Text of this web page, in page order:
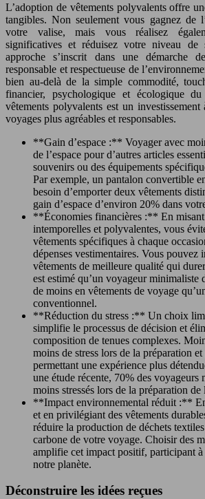
L’adoption de vêtements polyvalents offre
tangibles. Non seulement vous gagnez de
votre valise, mais vous réalisez
significatives et réduisez votre niveau de
approche s’inscrit dans une démarche
responsable et respectueuse de
bien au-delà de la simple commodité,
financier, psychologique et écologique
vêtements polyvalents est un
voyages plus agréables et responsables.
**Gain d’espace :** Voyager avec
de l’espace pour d’autres articles
souvenirs ou des équipements
Par exemple, un pantalon convertible
besoin d’emporter deux vêtements
gain d’espace d’environ 20% dans
**Économies financières :** En misant
intemporelles et polyvalentes, vous
vêtements spécifiques à chaque
dépenses vestimentaires. Vous pouvez
vêtements de meilleure qualité qui
est estimé qu’un voyageur minimaliste
de moins en vêtements de voyage
conventionnel.
**Réduction du stress :** Un choix
simplifie le processus de décision et
composition de tenues complexes.
moins de stress lors de la préparation
permettant une expérience plus
une étude récente, 70% des voyageurs
moins stressés lors de la préparation de
**Impact environnemental réduit :**
et en privilégiant des vêtements
réduire la production de déchets
carbone de votre voyage. Choisir des
amplifie cet impact positif, participant
notre planète.
Déconstruire les idées reçues